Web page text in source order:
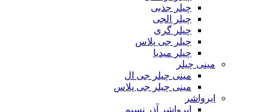
چیلر جذبی
چیلر الجی
چیلر گری
چیلر جی پلاس
چیلر میدیا
مینی چیلر
مینی چیلر جی ال
مینی چیلر جی پلاس
ایرواشر
ایرواشر آذر نسیم